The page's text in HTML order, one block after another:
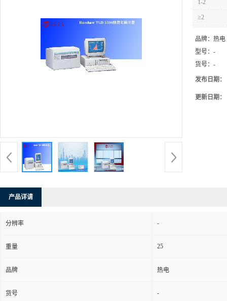
1-2
≥2
品牌： 热电
型号： -
货号： -
发布日期：
更新日期：
产品详请
分辨率 -
重量 25
品牌 热电
货号 -